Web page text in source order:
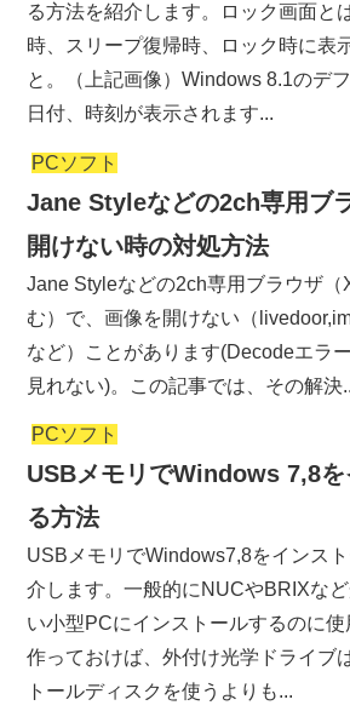
る方法を紹介します。ロック画面と
時、スリープ復帰時、ロック時に表
と。（上記画像）Windows 8.1のデ
日付、時刻が表示されます...
PCソフト
Jane Styleなどの2ch専用ブ
開けない時の対処方法
Jane Styleなどの2ch専用ブラウザ（
む）で、画像を開けない（
など）ことがあります(Decodeエラ
見れない)。この記事では、その解決
PCソフト
USBメモリでWindows 7,8
る方法
USBメモリでWindows7,8をインス
介します。一般的にNUCやBRIXな
い小型PCにインストールするのに
作っておけば、外付け光学ドライブ
トールディスクを使うよりも...